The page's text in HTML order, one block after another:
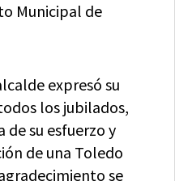
Municipal de
expresó su
los jubilados,
su esfuerzo y
de una Toledo
se